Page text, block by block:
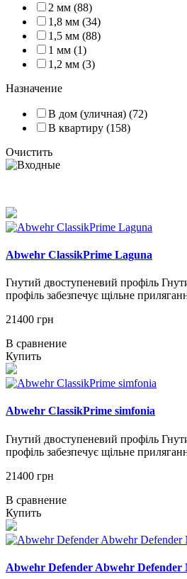
2 мм (88)
1,8 мм (34)
1,5 мм (88)
1 мм (1)
1,2 мм (3)
Назначение
В дом (уличная) (72)
В квартиру (158)
Очистить
Abwehr ClassikPrime Laguna
Гнутий двоступеневий профіль
профіль забезпечує щільне
21400 грн
В сравнение
Купить
Abwehr ClassikPrime simfonia
Гнутий двоступеневий профіль
профіль забезпечує щільне
21400 грн
В сравнение
Купить
Abwehr Defender Abwehr Defender